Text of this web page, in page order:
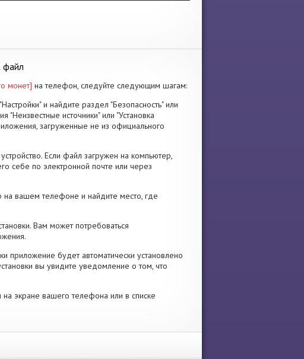
файл
монет] на телефон, следуйте следующим шагам:
и найдите раздел "Безопасность" или
"Неизвестные источники" или "Установка
загруженные не из официального
Если файл загружен на компьютер,
себе по электронной почте или через
вашем телефоне и найдите место, где
Вам может потребоваться
приложение будет автоматически установлено
вы увидите уведомление о том, что
экране вашего телефона или в списке